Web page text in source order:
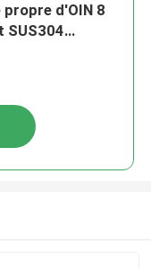
propre d'OIN 8
SUS304